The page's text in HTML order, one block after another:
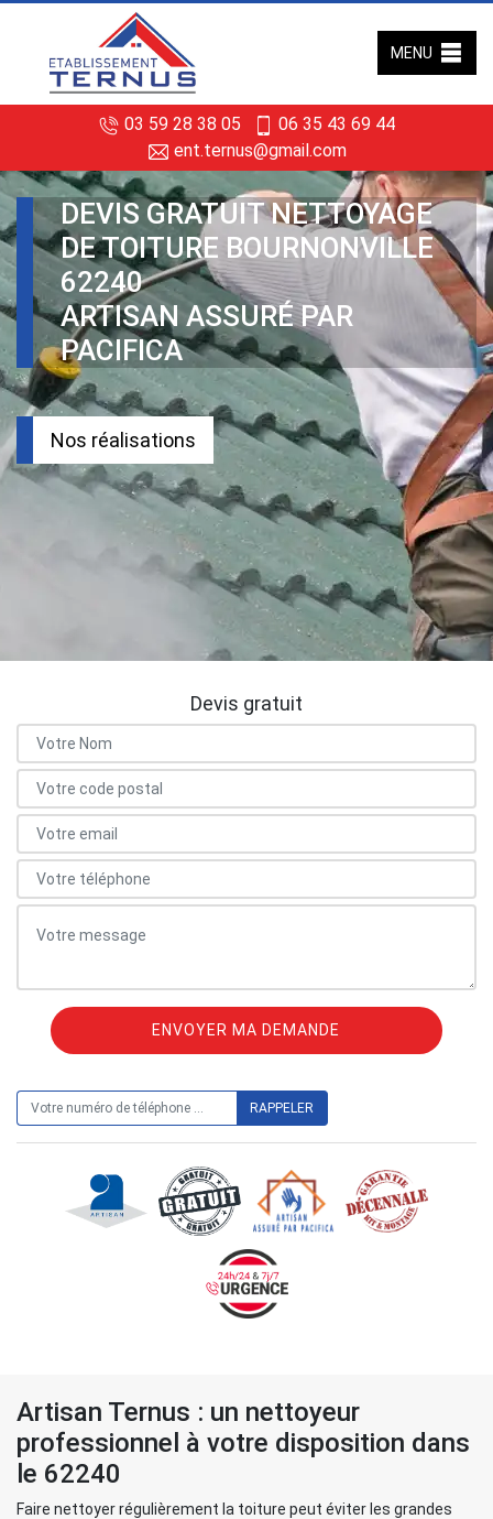
03 59 28 38 05
06 35 43 69 44
ent.ternus@gmail.com
MENU
DEVIS GRATUIT NETTOYAGE
DE TOITURE BOURNONVILLE
62240
ARTISAN ASSURÉ PAR
PACIFICA
Nos réalisations
Devis gratuit
Artisan Ternus : un nettoyeur
professionnel à votre disposition dans
le 62240
Faire nettoyer régulièrement la toiture peut éviter les grandes